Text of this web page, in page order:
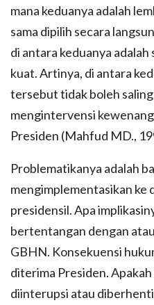
mana keduanya adalah
sama dipilih secara
di antara keduanya
kuat. Artinya, di antara
tersebut tidak boleh
mengintervensi
Presiden (Mahfud MD.,
Problematikanya adalah
mengimplementasikan ke
presidensil. Apa
bertentangan dengan
GBHN. Konsekuensi
diterima Presiden.
diinterupsi atau